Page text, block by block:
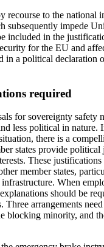
recourse to the national
subsequently impede
included in the
for the EU and
in a political declaration
required
for sovereignty safe­ty
less political in nature.
there is a
states provide
These justifications
member states,
When
should be
Three arrangements
block­ing minority, and